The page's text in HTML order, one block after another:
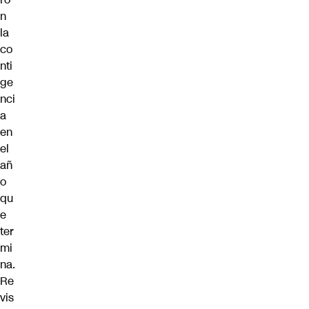
n
la
co
nti
ge
nci
a
en
el
añ
o
qu
e
ter
mi
na.
Re
vis